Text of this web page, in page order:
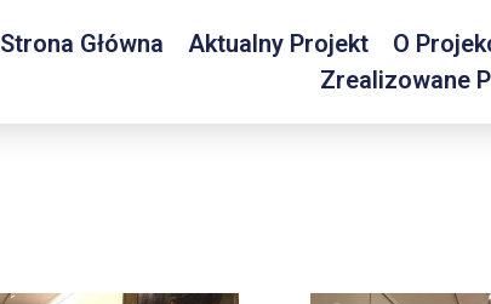
Strona Główna Aktualny Projekt
O
Zrealizowane